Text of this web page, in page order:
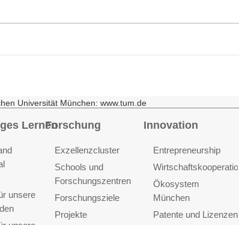
Universität München: www.tum.de
Lernen
unsere
Forschung
Exzellenzcluster
Schools und
Forschungszentren
Forschungsziele
Projekte
Innovation
Entrepreneurship
Ökosystem
München
Patente und Lizenzen